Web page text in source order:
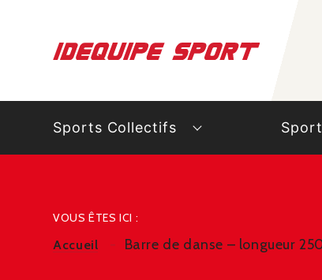
Sports Collectifs
VOUS ÊTES ICI :
Accueil Barre de danse – longueur